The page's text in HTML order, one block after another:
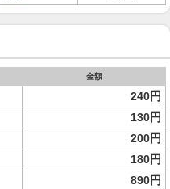
金額
240円
130円
200円
180円
890円